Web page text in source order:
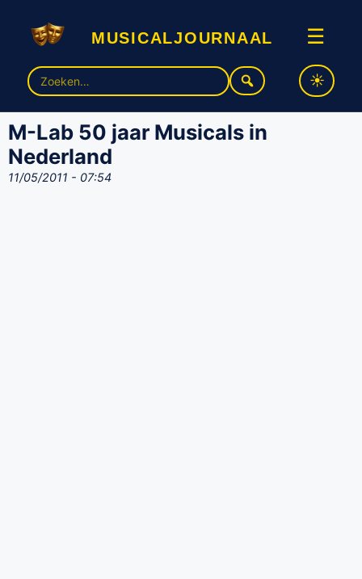
musicaljournaal ☰
Zoek
naar:
M-Lab 50 jaar Musicals in
Nederland
11/05/2011 - 07:54